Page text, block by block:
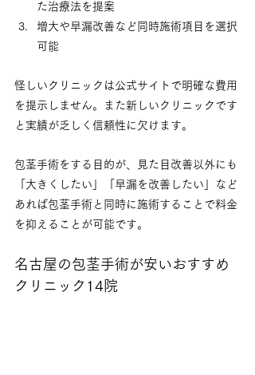
た治療法を提案
増大や早漏改善など同時施術項目を選択
可能
怪しいクリニックは公式サイトで明確な費用
を提示しません。また新しいクリニックです
と実績が乏しく信頼性に欠けます。
包茎手術をする目的が、見た目改善以外にも
「大きくしたい」「早漏を改善したい」など
あれば包茎手術と同時に施術することで料金
を抑えることが可能です。
名古屋の包茎手術が安いおすすめ
クリニック14院